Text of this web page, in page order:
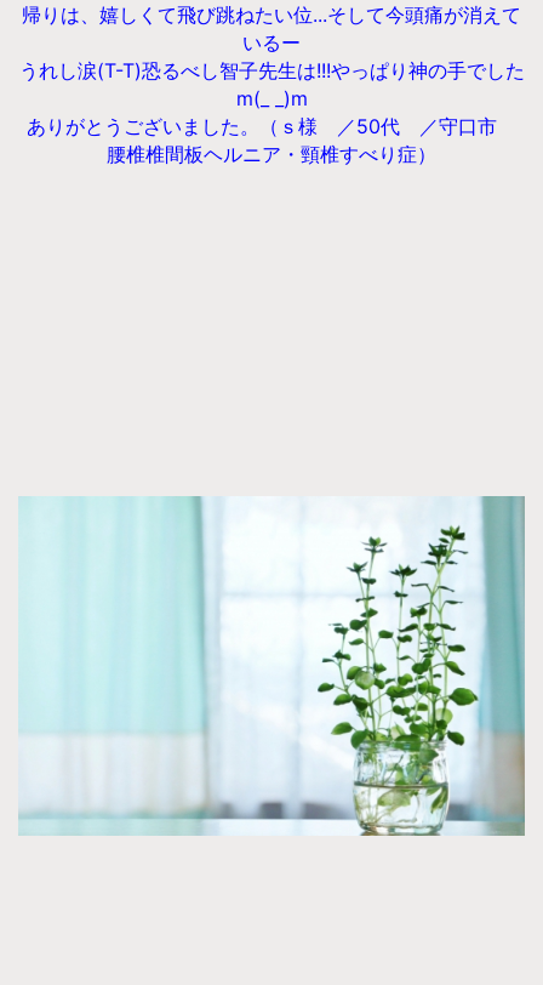
帰りは、嬉しくて飛び跳ねたい位...そして今頭痛が消えて
いるー
うれし涙(T-T)恐るべし智子先生は!!!やっぱり神の手でした
m(_ _)m
ありがとうございました。（ｓ様 ／50代 ／守口市
腰椎椎間板ヘルニア・頸椎すべり症）